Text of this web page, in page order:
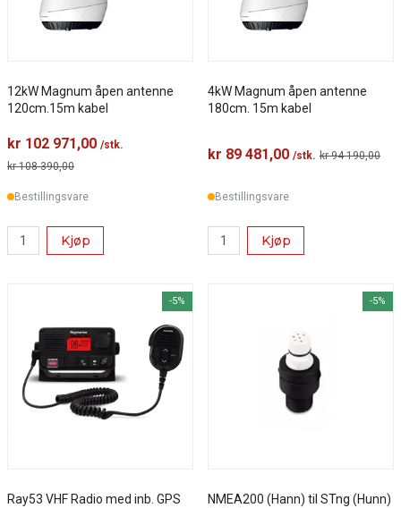
12kW Magnum åpen antenne
120cm.15m kabel
kr 102 971,00 /stk.
kr 108 390,00
Bestillingsvare
Kjøp
4kW Magnum åpen antenne
180cm. 15m kabel
kr 89 481,00 /stk. kr 94 190,00
Bestillingsvare
Kjøp
-5%
Ray53 VHF Radio med inb. GPS
-5%
NMEA200 (Hann) til STng (Hunn)